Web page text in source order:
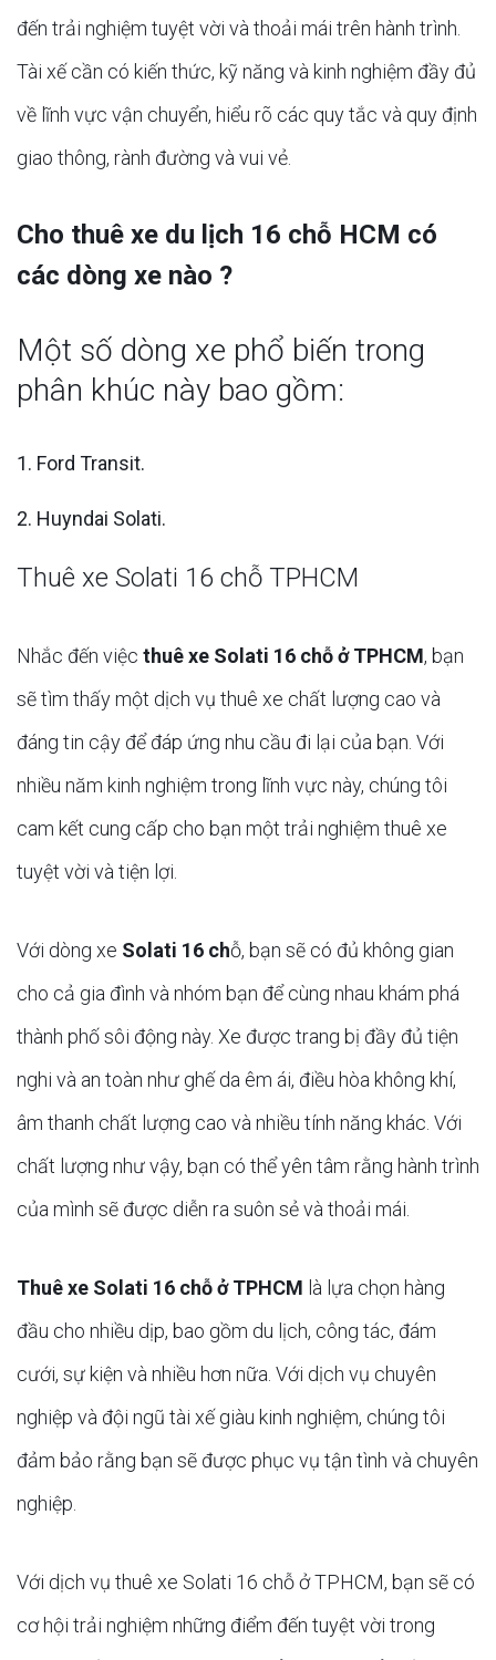
đến trải nghiệm tuyệt vời và thoải mái trên hành trình.
Tài xế cần có kiến thức, kỹ năng và kinh nghiệm đầy đủ
về lĩnh vực vận chuyển, hiểu rõ các quy tắc và quy định
giao thông, rành đường và vui vẻ.
Cho thuê xe du lịch 16 chỗ HCM có
các dòng xe nào ?
Một số dòng xe phổ biến trong
phân khúc này bao gồm:
1. Ford Transit.
2. Huyndai Solati.
Thuê xe Solati 16 chỗ TPHCM
Nhắc đến việc thuê xe Solati 16 chỗ ở TPHCM, bạn
sẽ tìm thấy một dịch vụ thuê xe chất lượng cao và
đáng tin cậy để đáp ứng nhu cầu đi lại của bạn. Với
nhiều năm kinh nghiệm trong lĩnh vực này, chúng tôi
cam kết cung cấp cho bạn một trải nghiệm thuê xe
tuyệt vời và tiện lợi.
Với dòng xe Solati 16 chỗ, bạn sẽ có đủ không gian
cho cả gia đình và nhóm bạn để cùng nhau khám phá
thành phố sôi động này. Xe được trang bị đầy đủ tiện
nghi và an toàn như ghế da êm ái, điều hòa không khí,
âm thanh chất lượng cao và nhiều tính năng khác. Với
chất lượng như vậy, bạn có thể yên tâm rằng hành trình
của mình sẽ được diễn ra suôn sẻ và thoải mái.
Thuê xe Solati 16 chỗ ở TPHCM là lựa chọn hàng
đầu cho nhiều dịp, bao gồm du lịch, công tác, đám
cưới, sự kiện và nhiều hơn nữa. Với dịch vụ chuyên
nghiệp và đội ngũ tài xế giàu kinh nghiệm, chúng tôi
đảm bảo rằng bạn sẽ được phục vụ tận tình và chuyên
nghiệp.
Với dịch vụ thuê xe Solati 16 chỗ ở TPHCM, bạn sẽ có
cơ hội trải nghiệm những điểm đến tuyệt vời trong